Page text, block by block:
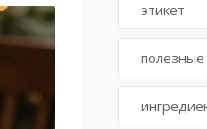
этикет